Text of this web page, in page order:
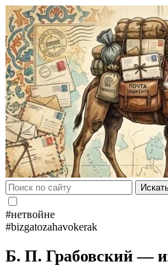
#нетвойне
#bizgatozahavokerak
Б. П. Грабовский —